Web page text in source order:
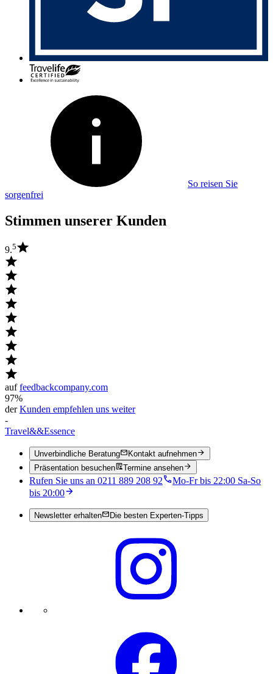
So reisen Sie
sorgenfrei
Stimmen unserer Kunden
9.5
auffeedbackcompany.com
97%
derKunden empfehlen uns weiter
-
Travel&&Essence
Unverbindliche Beratung
Kontakt aufnehmen
Präsentation besuchen
Termine ansehen
Rufen Sie uns an 0211 889 208 92
Mo-Fr bis 22:00 Sa-So
bis 20:00
Newsletter erhalten Die besten Experten-Tipps